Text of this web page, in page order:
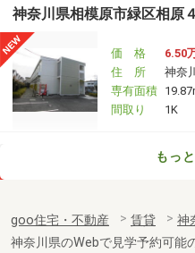
神奈川県相模原市緑区相原
価 格
6.50
住 所
神奈
専有面積
間取り
1K
神奈川県相模原市緑区相原
専有面積
間取り
1K
もっ
goo住宅・不動産 賃貸
神
神奈川県のWebで見学予約可能